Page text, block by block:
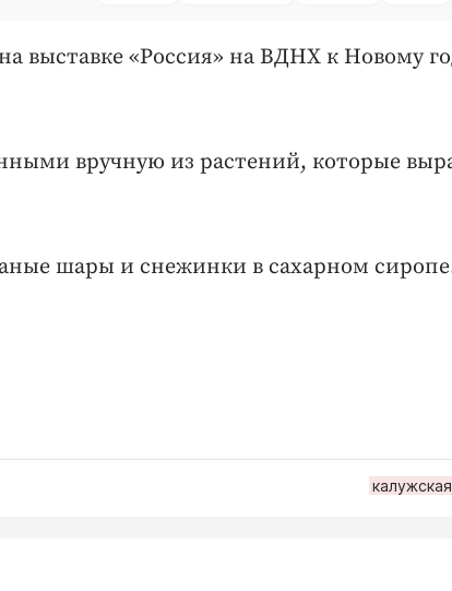
выставке «Россия» на ВДНХ к Новому
вручную из растений, которые
шары и снежинки в сахарном